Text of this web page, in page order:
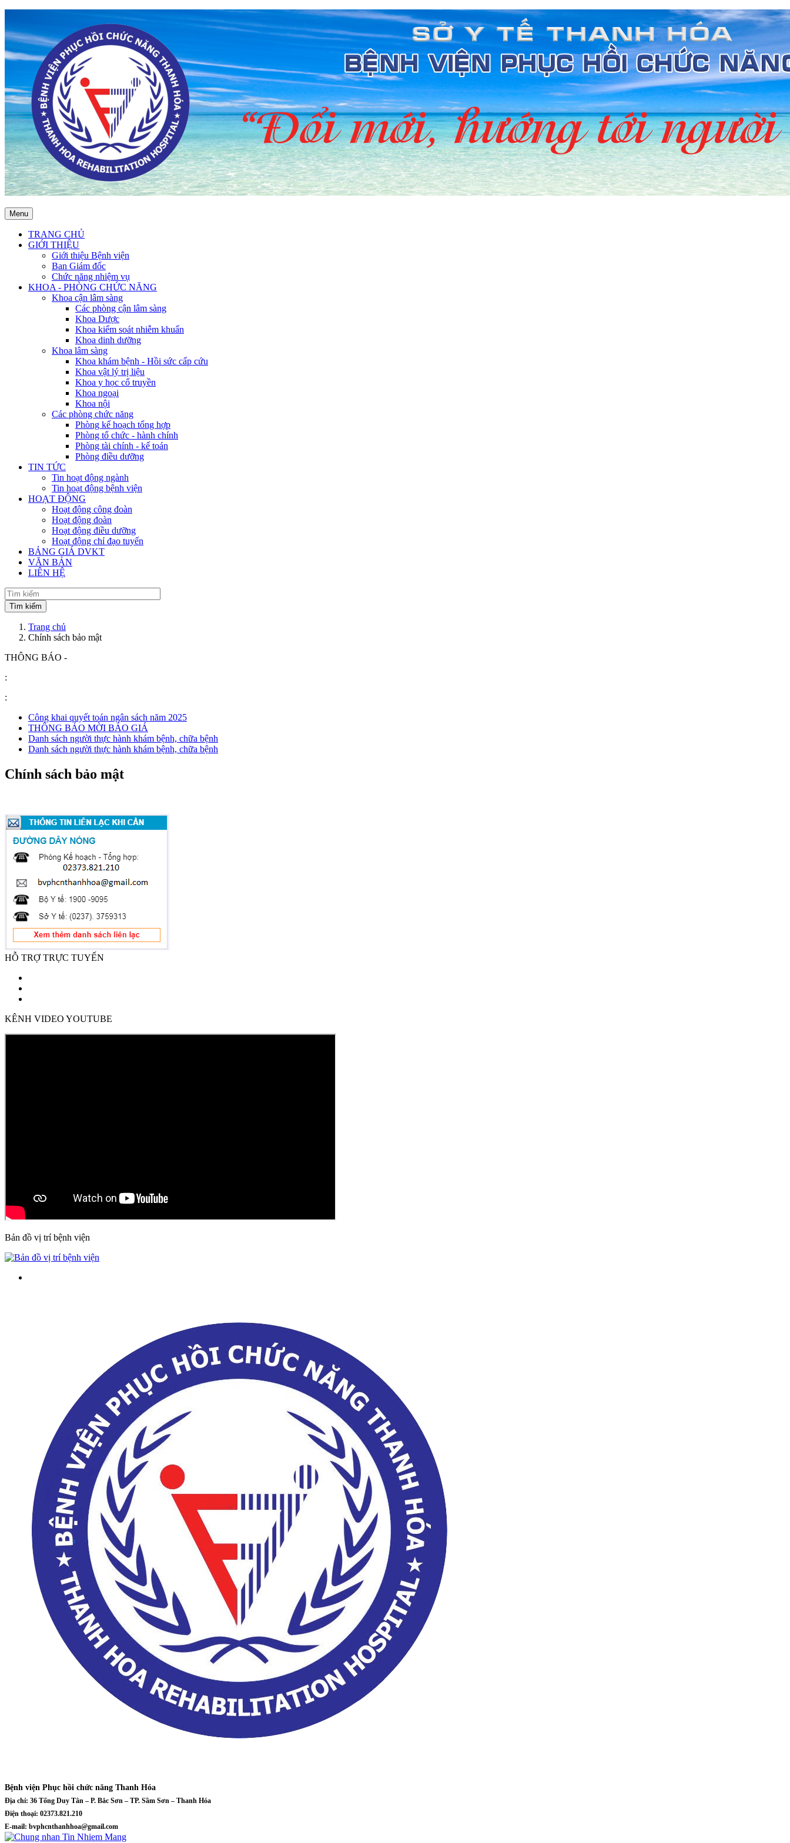
Menu
TRANG CHỦ
GIỚI THIỆU
Giới thiệu Bệnh viện
Ban Giám đốc
Chức năng nhiệm vụ
KHOA - PHÒNG CHỨC NĂNG
Khoa cận lâm sàng
Các phòng cận lâm sàng
Khoa Dược
Khoa kiểm soát nhiễm khuẩn
Khoa dinh dưỡng
Khoa lâm sàng
Khoa khám bệnh - Hồi sức cấp cứu
Khoa vật lý trị liệu
Khoa y học cổ truyền
Khoa ngoại
Khoa nội
Các phòng chức năng
Phòng kế hoạch tổng hợp
Phòng tổ chức - hành chính
Phòng tài chính - kế toán
Phòng điều dưỡng
TIN TỨC
Tin hoạt động ngành
Tin hoạt động bệnh viện
HOẠT ĐỘNG
Hoạt động công đoàn
Hoạt động đoàn
Hoạt động điều dưỡng
Hoạt động chỉ đạo tuyến
BẢNG GIÁ DVKT
VĂN BẢN
LIÊN HỆ
Trang chủ
Chính sách bảo mật
THÔNG BÁO -
:
:
Công khai quyết toán ngân sách năm 2025
THÔNG BÁO MỜI BÁO GIÁ
Danh sách người thực hành khám bệnh, chữa bệnh
Danh sách người thực hành khám bệnh, chữa bệnh
Chính sách bảo mật
HỖ TRỢ TRỰC TUYẾN
KÊNH VIDEO YOUTUBE
Bản đồ vị trí bệnh viện
Bệnh viện Phục hồi chức năng Thanh Hóa
Địa chỉ: 36 Tống Duy Tân – P. Bắc Sơn – TP. Sầm Sơn – Thanh Hóa
Điện thoại: 02373.821.210
E-mail: bvphcnthanhhoa@gmail.com